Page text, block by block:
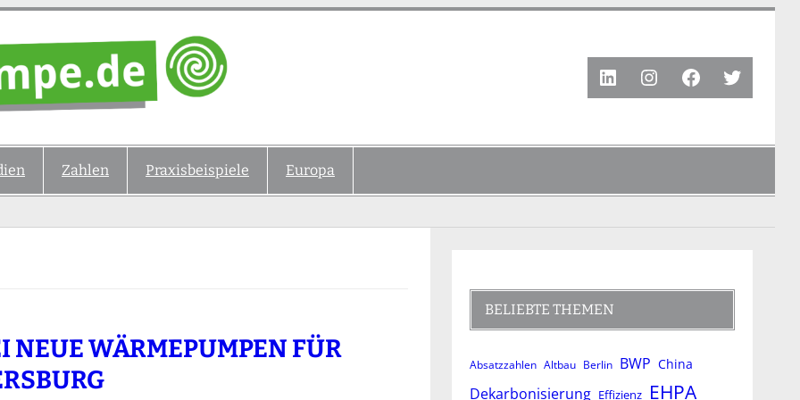
LinkedInInstagram
Facebook
Twitter
Zahlen Praxisbeispiele Europa
NEUE WÄRMEPUMPEN FÜR
BELIEBTE THEMEN
Absatzzahlen Altbau Berlin BWP China
Dekarbonisierung Effizienz EHPA